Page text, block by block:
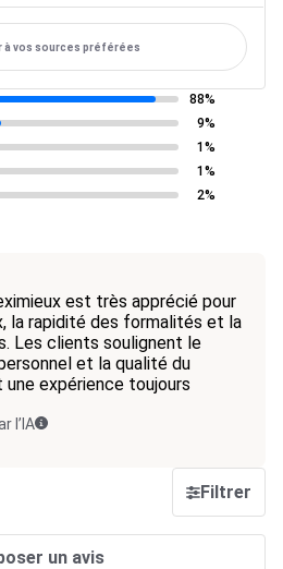
à vos sources préférées
88%
9%
1%
1%
2%
est très apprécié pour
la rapidité des formalités et la
Les clients soulignent le
et la qualité du
expérience toujours
l’IA
Filtrer
un avis